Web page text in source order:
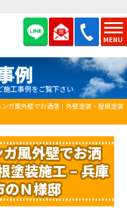
MENU
例
施工事例をご覧下さい
ガ風外壁でお洒落！外壁塗装・屋根塗装
風外壁でお洒
塗装施工 – 兵庫
のＮ様邸